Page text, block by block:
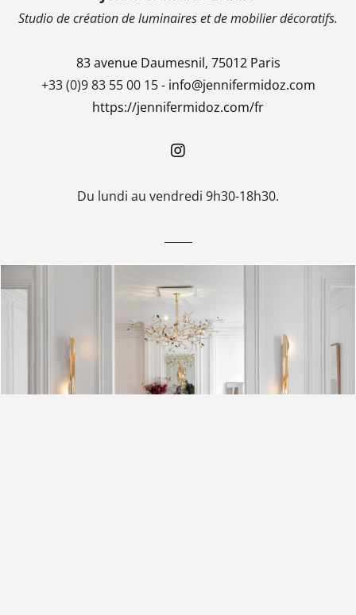
Studio de création de luminaires et de mobilier décoratifs.
83 avenue Daumesnil, 75012 Paris
+33 (0)9 83 55 00 15 - info@jennifermidoz.com
https://jennifermidoz.com/fr
Du lundi au vendredi 9h30-18h30.